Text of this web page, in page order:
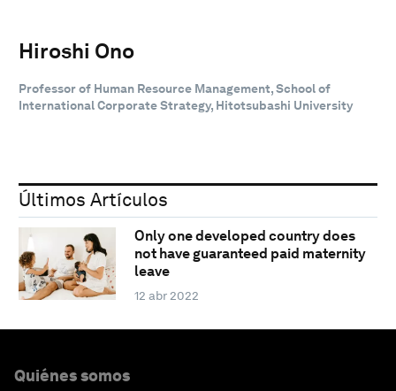
Hiroshi Ono
Professor of Human Resource Management, School of
International Corporate Strategy, Hitotsubashi University
Últimos Artículos
Only one developed country does
not have guaranteed paid maternity
leave
12 abr 2022
Quiénes somos